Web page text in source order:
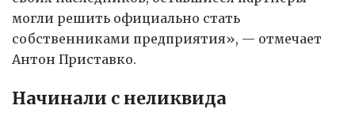
могли решить официально стать
собственниками предприятия», — отмечает
Антон Приставко.
Начинали с неликвида